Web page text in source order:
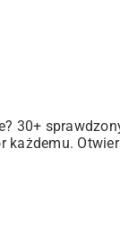
30+